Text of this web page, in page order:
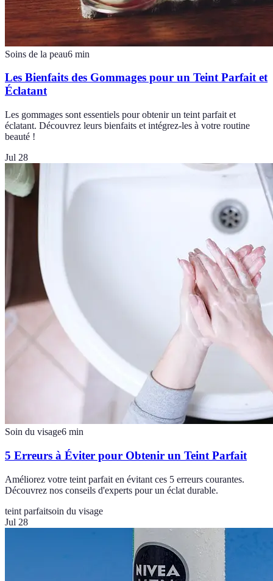
Soins de la peau6 min
Les Bienfaits des Gommages pour un Teint Parfait et
Éclatant
Les gommages sont essentiels pour obtenir un teint parfait et
éclatant. Découvrez leurs bienfaits et intégrez-les à votre routine
beauté !
Jul 28
Soin du visage6 min
5 Erreurs à Éviter pour Obtenir un Teint Parfait
Améliorez votre teint parfait en évitant ces 5 erreurs courantes.
Découvrez nos conseils d'experts pour un éclat durable.
teint parfaitsoin du visage
Jul 28